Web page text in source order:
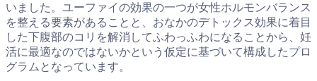
いました。ユーファイの効果の一つが女性ホルモンバランス
を整える要素があることと、おなかのデトックス効果に着目
した下腹部のコリを解消してふわっふわになることから、妊
活に最適なのではないかという仮定に基づいて構成したプロ
グラムとなっています。